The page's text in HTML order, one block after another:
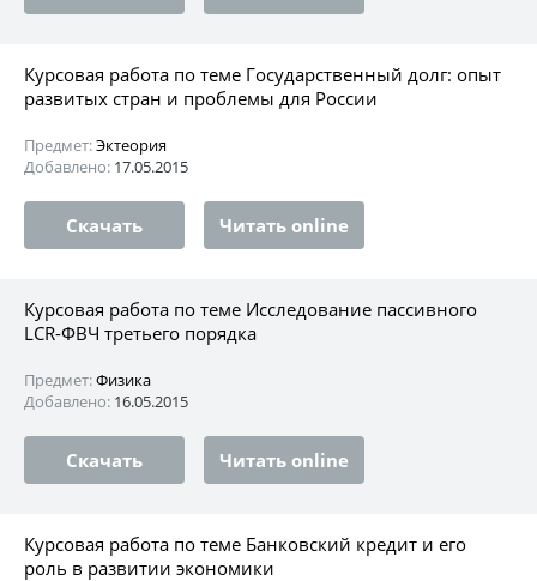
Курсовая работа по теме Государственный долг: опыт
развитых стран и проблемы для России
Предмет:Эктеория
Добавлено: 17.05.2015
Скачать Читать online
Курсовая работа по теме Исследование пассивного
LCR-ФВЧ третьего порядка
Предмет:Физика
Добавлено: 16.05.2015
Скачать Читать online
Курсовая работа по теме Банковский кредит и его
роль в развитии экономики